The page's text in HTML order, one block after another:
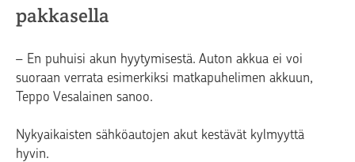
pakkasella
– En puhuisi akun hyytymisestä. Auton akkua ei voi
suoraan verrata esimerkiksi matkapuhelimen akkuun,
Teppo Vesalainen sanoo.
Nykyaikaisten sähköautojen akut kestävät kylmyyttä
hyvin.